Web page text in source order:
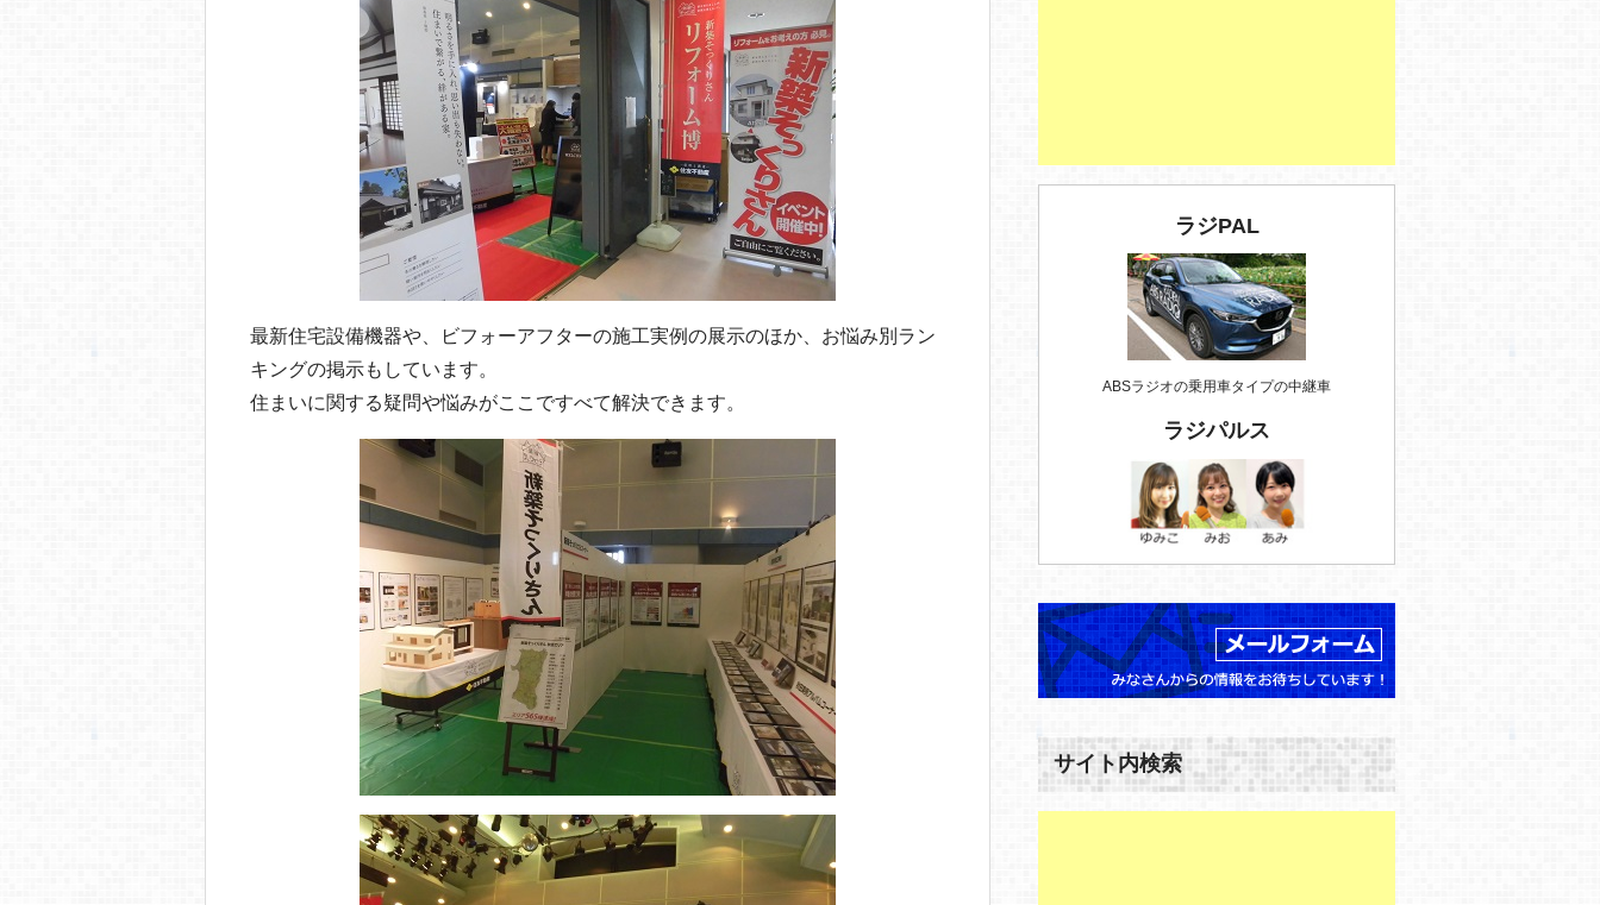
最新住宅設備機器や、ビフォーアフターの施工実例の展示のほか、お悩み別ラン
キングの掲示もしています。
住まいに関する疑問や悩みがここですべて解決できます。
ラジPAL
ABSラジオの乗用車タイプの中継車
ラジパルス
サイト内検索